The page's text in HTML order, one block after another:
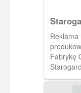
Fabrykę